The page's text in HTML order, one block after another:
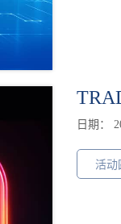
日期：
活动